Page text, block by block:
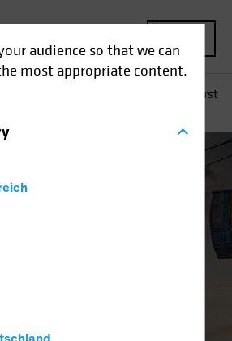
audience so that we can
most appropriate content.
Wo wird die US-Inflation zuerst
Blog
US-